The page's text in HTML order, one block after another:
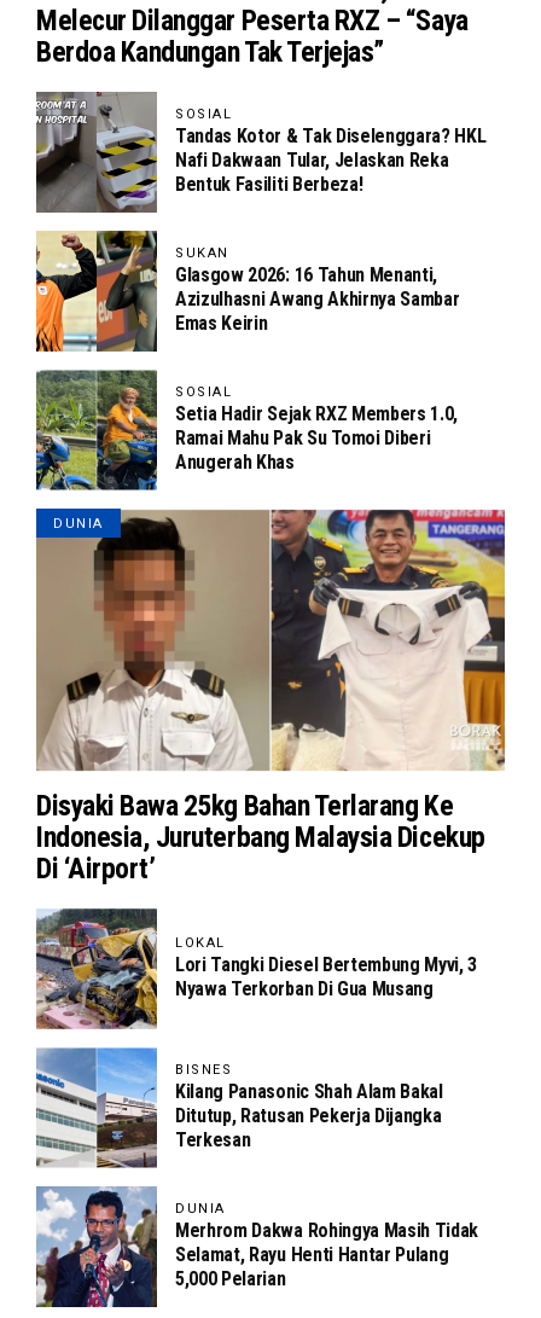
Melecur Dilanggar Peserta RXZ – “Saya
Berdoa Kandungan Tak Terjejas”
SOSIAL
Tandas Kotor & Tak Diselenggara? HKL
Nafi Dakwaan Tular, Jelaskan Reka
Bentuk Fasiliti Berbeza!
SUKAN
Glasgow 2026: 16 Tahun Menanti,
Azizulhasni Awang Akhirnya Sambar
Emas Keirin
SOSIAL
Setia Hadir Sejak RXZ Members 1.0,
Ramai Mahu Pak Su Tomoi Diberi
Anugerah Khas
DUNIA
Disyaki Bawa 25kg Bahan Terlarang Ke
Indonesia, Juruterbang Malaysia Dicekup
Di ‘Airport’
LOKAL
Lori Tangki Diesel Bertembung Myvi, 3
Nyawa Terkorban Di Gua Musang
BISNES
Kilang Panasonic Shah Alam Bakal
Ditutup, Ratusan Pekerja Dijangka
Terkesan
DUNIA
Merhrom Dakwa Rohingya Masih Tidak
Selamat, Rayu Henti Hantar Pulang
5,000 Pelarian